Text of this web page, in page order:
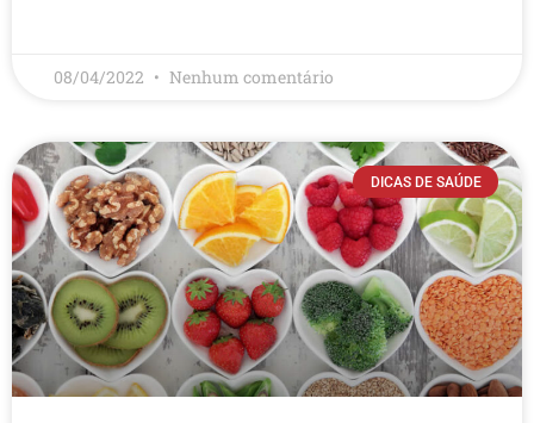
08/04/2022 Nenhum comentário
DICAS DE SAÚDE